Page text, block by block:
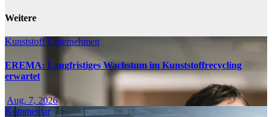
Weitere
KunststoffUnternehmen
EREMA: Langfristiges Wachstum im Kunststoffrecycling
erwartet
Aug. 7, 2026
Kommentar